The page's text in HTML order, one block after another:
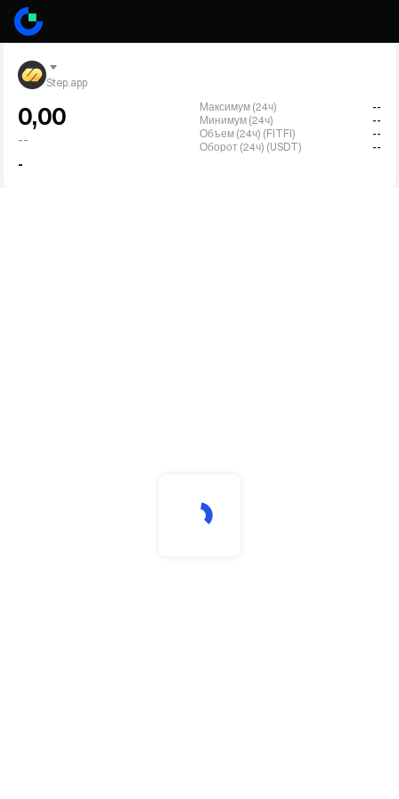
Step.app
0,00
--
-
Максимум (24ч)
--
Минимум (24ч)
--
Объем (24ч) (FITFI)
--
Оборот (24ч) (USDT)
--